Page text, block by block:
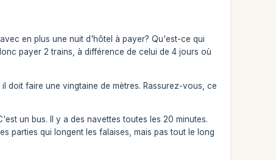
en plus une nuit d'hôtel à payer? Qu'est-ce qui
payer 2 trains, à différence de celui de 4 jours où
doit faire une vingtaine de mètres. Rassurez-vous, ce
un bus. Il y a des navettes toutes les 20 minutes.
parties qui longent les falaises, mais pas tout le long